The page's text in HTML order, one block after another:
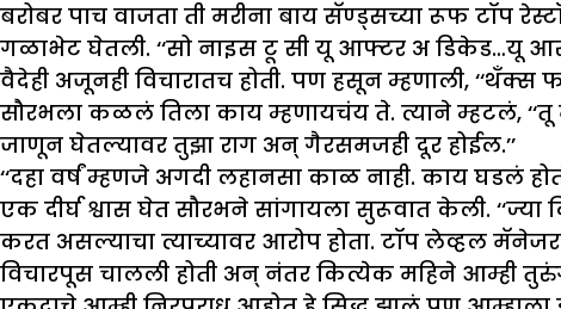
बरोबर पाच वाजता ती मरीना बाय सॅण्ड्सच्या रूफ टॉप
गळाभेट घेतली. ‘‘सो नाइस टू सी यू आफ्टर अ डिकेड…यू आर
वैदेही अजूनही विचारातच होती. पण हसून म्हणाली,
सौरभला कळलं तिला काय म्हणायचंय ते. त्याने म्हटलं,
जाणून घेतल्यावर तुझा राग अन् गैरसमजही दूर होईल.’’
‘‘दहा वर्षं म्हणजे अगदी लहानसा काळ नाही. काय घडलं होतं
एक दीर्घ श्वास घेत सौरभने सांगायला सुरूवात केली.
करत असल्याचा त्याच्यावर आरोप होता. टॉप लेव्हल
विचारपूस चालली होती अन् नंतर कित्येक महिने आम्ही